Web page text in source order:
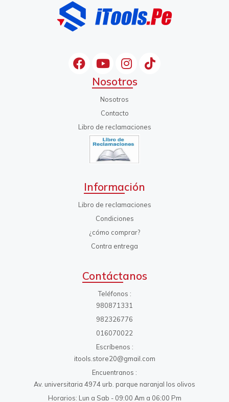
Nosotros
Nosotros
Contacto
Libro de reclamaciones
Información
Libro de reclamaciones
Condiciones
¿cómo comprar?
Contra entrega
Contáctanos
Teléfonos
980871331
982326776
016070022
Escríbenos
itools.store20@gmail.com
Encuentranos
Av. universitaria 4974 urb. parque naranjal los olivos
Horarios: Lun a Sab - 09:00 Am a 06:00 Pm